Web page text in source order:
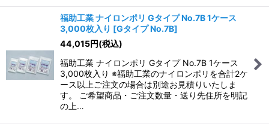
福助工業 ナイロンポリ Gタイプ No.7B 1ケース
3,000枚入り [Gタイプ No.7B]
44,015円(税込)
福助工業 ナイロンポリ Gタイプ No.7B 1ケース
3,000枚入り ※福助工業のナイロンポリを合計2ケ
ース以上ご注文の場合は別途お見積りいたしま
す。 ご希望商品・ご注文数量・送り先住所を明記
の上…